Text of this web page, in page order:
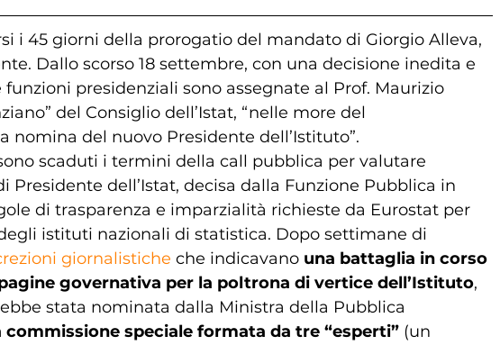
i 45 giorni della prorogatio del mandato di Giorgio Alleva,
Dallo scorso 18 settembre, con una decisione inedita e
funzioni presidenziali sono assegnate al Prof. Maurizio
del Consiglio dell’Istat, “nelle more del
nomina del nuovo Presidente dell’Istituto”.
scaduti i termini della call pubblica per valutare
Presidente dell’Istat, decisa dalla Funzione Pubblica in
di trasparenza e imparzialità richieste da Eurostat per
istituti nazionali di statistica. Dopo settimane di
giornalistiche che indicavano una battaglia in corso
governativa per la poltrona di vertice dell’Istituto,
stata nominata dalla Ministra della Pubblica
commissione speciale formata da tre “esperti” (un